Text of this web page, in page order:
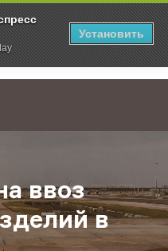
Установить
Ограничения на ввоз
ввоз
в